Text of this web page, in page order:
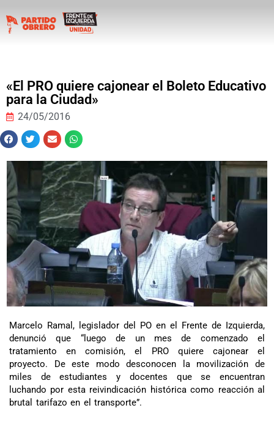
«El PRO quiere cajonear el Boleto Educativo
para la Ciudad»
24/05/2016
Marcelo Ramal, legislador del PO en el Frente de Izquierda,
denunció que “luego de un mes de comenzado el
tratamiento en comisión, el PRO quiere cajonear el
proyecto. De este modo desconocen la movilización de
miles de estudiantes y docentes que se encuentran
luchando por esta reivindicación histórica como reacción al
brutal tarifazo en el transporte”.